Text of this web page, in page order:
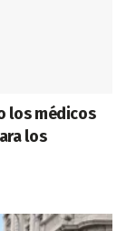
los médicos
los